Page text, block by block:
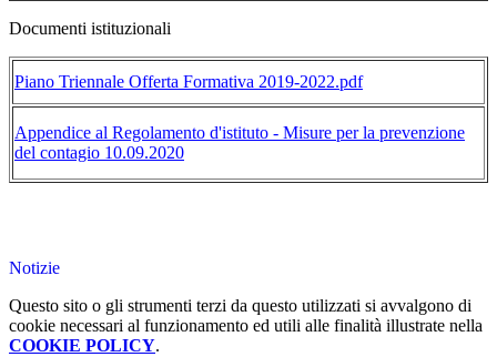
Documenti istituzionali
Piano Triennale Offerta Formativa 2019-2022.pdf
Appendice al Regolamento d'istituto - Misure per la prevenzione
del contagio 10.09.2020
Notizie
Questo sito o gli strumenti terzi da questo utilizzati si avvalgono di
cookie necessari al funzionamento ed utili alle finalità illustrate nella
COOKIE POLICY.